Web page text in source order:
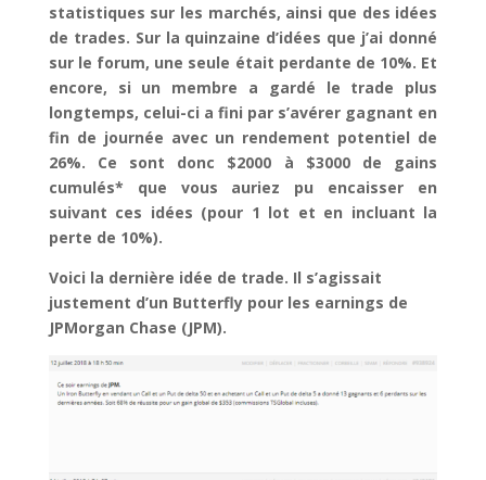
statistiques sur les marchés, ainsi que des idées
de trades. Sur la quinzaine d’idées que j’ai donné
sur le forum, une seule était perdante de 10%. Et
encore, si un membre a gardé le trade plus
longtemps, celui-ci a fini par s’avérer gagnant en
fin de journée avec un rendement potentiel de
26%. Ce sont donc $2000 à $3000 de gains
cumulés* que vous auriez pu encaisser en
suivant ces idées (pour 1 lot et en incluant la
perte de 10%).
Voici la dernière idée de trade. Il s’agissait
justement d’un Butterfly pour les earnings de
JPMorgan Chase (JPM).